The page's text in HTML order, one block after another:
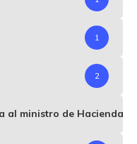
1
2
al ministro de Hacienda